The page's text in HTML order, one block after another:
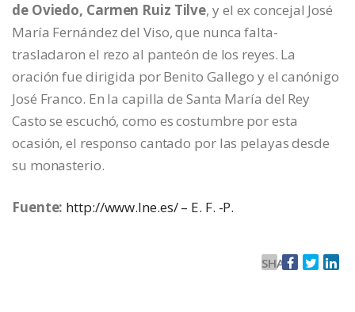
de Oviedo, Carmen Ruiz Tilve, y el ex concejal José
María Fernández del Viso, que nunca falta-
trasladaron el rezo al panteón de los reyes. La
oración fue dirigida por Benito Gallego y el canónigo
José Franco. En la capilla de Santa María del Rey
Casto se escuchó, como es costumbre por esta
ocasión, el responso cantado por las pelayas desde
su monasterio.
Fuente: http://www.lne.es/ – E. F. -P.
SHARE